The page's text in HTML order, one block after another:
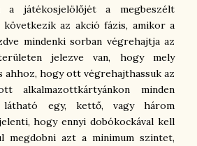
a játékosjelölőjét a megbeszélt
következik az akció fázis, amikor a
mindenki sorban végrehajtja az
jelezve van, hogy mely
ahhoz, hogy ott végrehajthassuk az
alkalmazottkártyánkon minden
látható egy, kettő, vagy három
hogy ennyi dobókockával kell
megdobni azt a minimum szintet,